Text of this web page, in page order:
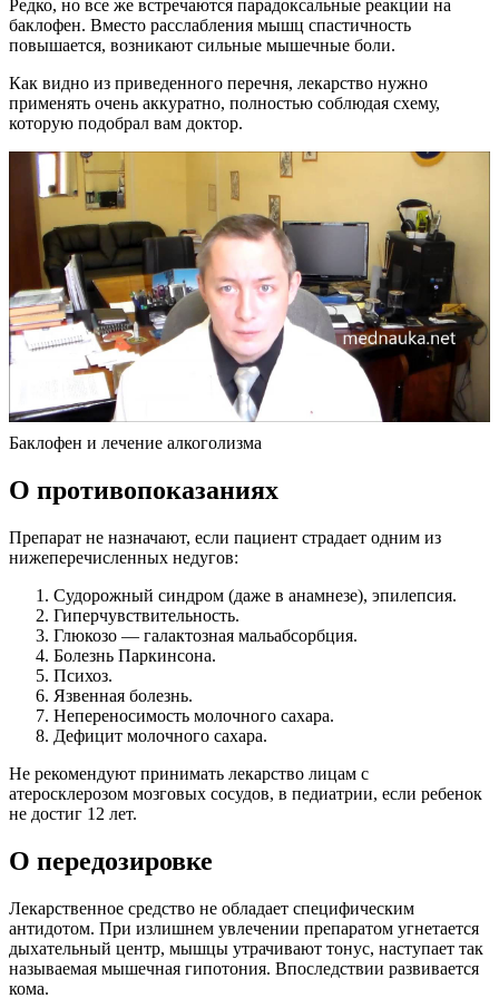
Редко, но все же встречаются парадоксальные реакции на
баклофен. Вместо расслабления мышц спастичность
повышается, возникают сильные мышечные боли.
Как видно из приведенного перечня, лекарство нужно
применять очень аккуратно, полностью соблюдая схему,
которую подобрал вам доктор.
Баклофен и лечение алкоголизма
О противопоказаниях
Препарат не назначают, если пациент страдает одним из
нижеперечисленных недугов:
Судорожный синдром (даже в анамнезе), эпилепсия.
Гиперчувствительность.
Глюкозо — галактозная мальабсорбция.
Болезнь Паркинсона.
Психоз.
Язвенная болезнь.
Непереносимость молочного сахара.
Дефицит молочного сахара.
Не рекомендуют принимать лекарство лицам с
атеросклерозом мозговых сосудов, в педиатрии, если ребенок
не достиг 12 лет.
О передозировке
Лекарственное средство не обладает специфическим
антидотом. При излишнем увлечении препаратом угнетается
дыхательный центр, мышцы утрачивают тонус, наступает так
называемая мышечная гипотония. Впоследствии развивается
кома.